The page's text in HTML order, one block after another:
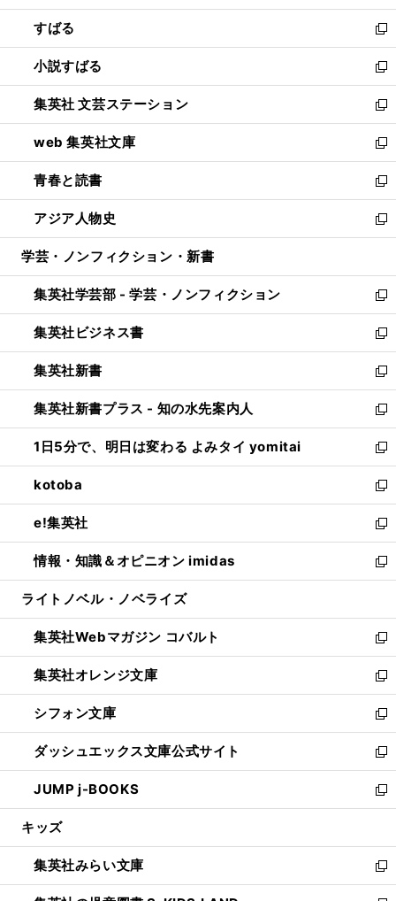
開
く
ウ
で
開
く
ン
ド
ウ
で
開
く
すばる
新
し
い
ウ
ィ
ン
ド
ウ
で
開
く
小説すばる
新
し
い
ウ
ィ
ン
ド
ウ
で
開
集英社 文芸ステーション
新
し
い
ウ
ィ
ン
ド
ウ
開
く
web 集英社文庫
新
し
い
ウ
ィ
ン
ウ
で
開
く
青春と読書
新
し
い
ウ
ン
ド
ウ
で
開
く
アジア人物史
新
し
ウ
ィ
ン
ド
ウ
で
開
く
学芸・ノンフィクション・新書
集英社学芸部 - 学芸・ノンフィクション
新
し
い
ウ
ィ
ン
ド
ウ
で
開
く
集英社ビジネス書
新
し
い
ウ
ィ
ン
ド
ウ
で
開
く
集英社新書
新
し
い
ウ
ィ
ン
ド
ウ
で
開
く
集英社新書プラス - 知の水先案内人
新
し
い
ウ
ィ
ン
ド
ウ
で
開
1日5分で、明日は変わる よみタイ yomitai
新
し
い
ウ
ィ
ン
ド
ウ
開
く
kotoba
新
し
い
ウ
ィ
ン
ウ
で
開
く
e!集英社
新
し
い
ウ
ン
ド
ウ
で
開
く
情報・知識＆オピニオン imidas
新
し
ウ
ィ
ン
ド
ウ
で
開
く
ライトノベル・ノベライズ
集英社Webマガジン コバルト
新
し
い
ウ
ィ
ン
ド
ウ
で
開
集英社オレンジ文庫
新
し
い
ウ
ィ
ン
ド
ウ
開
く
シフォン文庫
新
し
い
ウ
ィ
ン
ウ
で
開
ダッシュエックス文庫公式サイト
新
し
い
ウ
ン
ド
ウ
JUMP j-BOOKS
新
し
ウ
ィ
ン
キッズ
集英社みらい文庫
新
し